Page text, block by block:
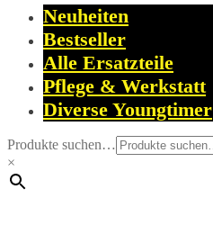
Neuheiten
Bestseller
Alle Ersatzteile
Pflege & Werkstatt
Diverse Youngtimer
Produkte suchen…
×